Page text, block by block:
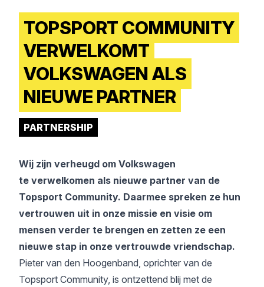
TOPSPORT COMMUNITY
VERWELKOMT
VOLKSWAGEN ALS
NIEUWE PARTNER
PARTNERSHIP
Wij zijn verheugd om Volkswagen
te verwelkomen als nieuwe partner van de
Topsport Community. Daarmee spreken ze hun
vertrouwen uit in onze missie en visie om
mensen verder te brengen en zetten ze een
nieuwe stap in onze vertrouwde vriendschap.
Pieter van den Hoogenband, oprichter van de
Topsport Community, is ontzettend blij met de